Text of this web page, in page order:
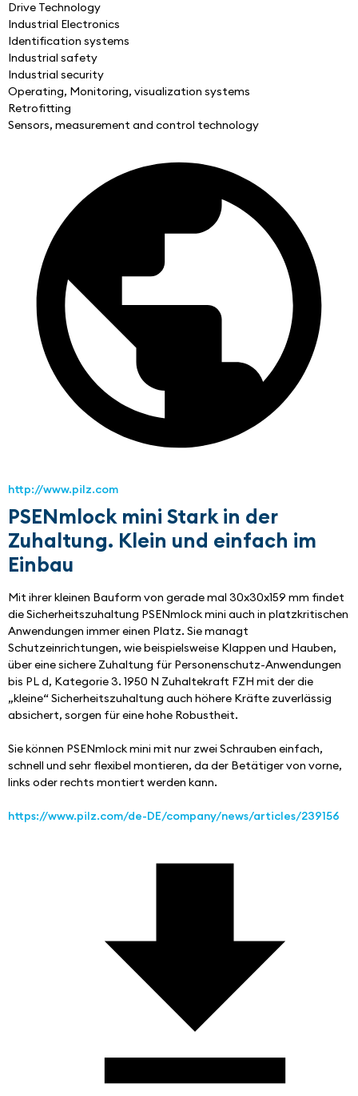
Drive Technology
Industrial Electronics
Identification systems
Industrial safety
Industrial security
Operating, Monitoring, visualization systems
Retrofitting
Sensors, measurement and control technology
http://www.pilz.com
PSENmlock mini Stark in der
Zuhaltung. Klein und einfach im
Einbau
Mit ihrer kleinen Bauform von gerade mal 30x30x159 mm findet
die Sicherheitszuhaltung PSENmlock mini auch in platzkritischen
Anwendungen immer einen Platz. Sie managt
Schutzeinrichtungen, wie beispielsweise Klappen und Hauben,
über eine sichere Zuhaltung für Personenschutz-Anwendungen
bis PL d, Kategorie 3. 1950 N Zuhaltekraft FZH mit der die
„kleine“ Sicherheitszuhaltung auch höhere Kräfte zuverlässig
absichert, sorgen für eine hohe Robustheit.
Sie können PSENmlock mini mit nur zwei Schrauben einfach,
schnell und sehr flexibel montieren, da der Betätiger von vorne,
links oder rechts montiert werden kann.
https://www.pilz.com/de-DE/company/news/articles/239156